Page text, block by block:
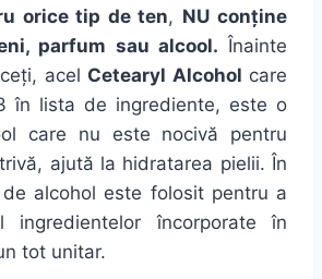
oricetip de ten, NU conține
parfum sau alcool. Înainte
, acel Cetearyl Alcohol care
în lista de ingrediente, este o
care nu este nocivă pentru
ajută la hidratarea pielii. În
alcohol este folosit pentru a
ingredientelor încorporate în
tot unitar.